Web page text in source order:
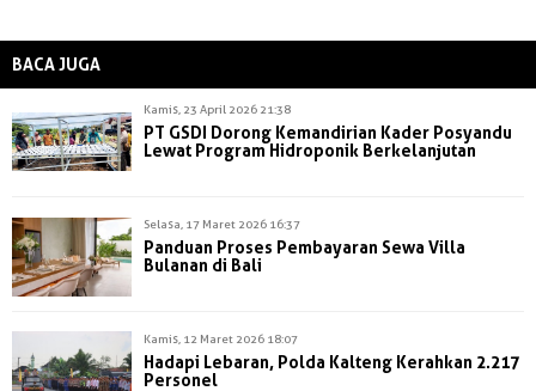
BACA JUGA
Kamis, 23 April 2026 21:38
PT GSDI Dorong Kemandirian Kader Posyandu
Lewat Program Hidroponik Berkelanjutan
Selasa, 17 Maret 2026 16:37
Panduan Proses Pembayaran Sewa Villa
Bulanan di Bali
Kamis, 12 Maret 2026 18:07
Hadapi Lebaran, Polda Kalteng Kerahkan 2.217
Personel